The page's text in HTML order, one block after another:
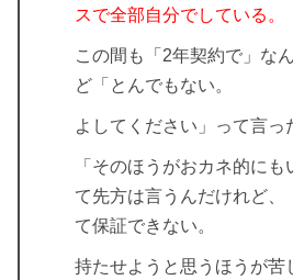
スで全部自分でしている。
この間も「2年契約で」な
ど「とんでもない。
よしてください」って言っ
「そのほうがおカネ的に
て先方は言うんだけれど、
て保証できない。
持たせようと思うほうが苦